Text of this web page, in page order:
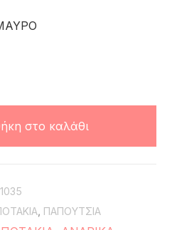
στο καλάθι
, ΠΑΠΟΥΤΣΙΑ